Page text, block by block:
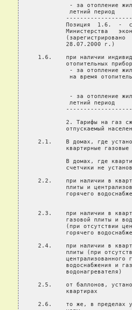
- за отопление
          летний период
Позиция  1.6.  -
Министерства
(зарегистрировано
         28.07.2000 г.)
1.6.    при наличии
отопительных
- за отопление
на время
- за отопление
          летний период
2. Тарифы на газ
отпускаемый
2.1.    В домах, где
квартирные газовые
В домах, где
счетчики не
2.2.    при наличии в
плиты и
горячего
2.3.    при наличии в
газовой плиты и
(при отсутствии
горячего
2.4.    при наличии в
плиты (при
централизованного
водоснабжения и
         водонагревателя)
2.5.    от баллонов,
         квартирах
2.6.    то же, в пределах